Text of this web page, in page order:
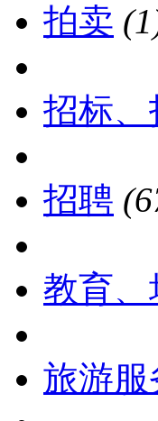
拍卖
招标、
招聘
教育、
旅游服